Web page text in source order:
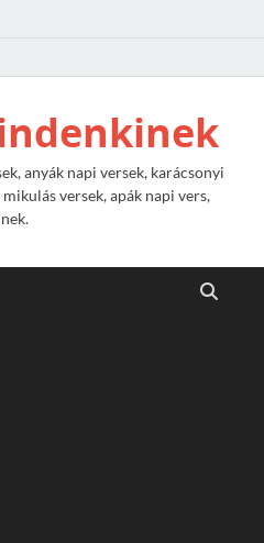
anyák napi versek, karácsonyi
versek, apák napi vers,